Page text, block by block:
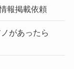
報掲載依頼
があったら